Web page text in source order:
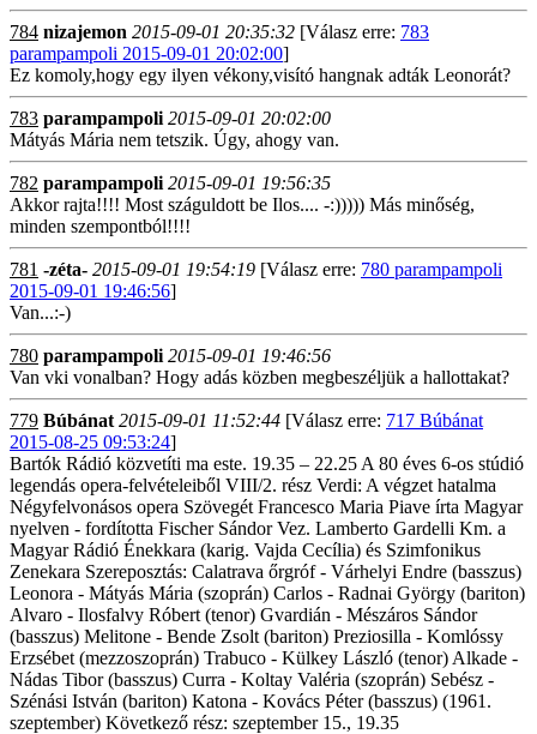
784 nizajemon 2015-09-01 20:35:32 [Válasz erre: 783
parampampoli 2015-09-01 20:02:00]
Ez komoly,hogy egy ilyen vékony,visító hangnak adták Leonorát?
783 parampampoli 2015-09-01 20:02:00
Mátyás Mária nem tetszik. Úgy, ahogy van.
782 parampampoli 2015-09-01 19:56:35
Akkor rajta!!!! Most száguldott be Ilos.... -:))))) Más minőség,
minden szempontból!!!!
781 -zéta- 2015-09-01 19:54:19 [Válasz erre: 780 parampampoli
2015-09-01 19:46:56]
Van...:-)
780 parampampoli 2015-09-01 19:46:56
Van vki vonalban? Hogy adás közben megbeszéljük a hallottakat?
779 Búbánat 2015-09-01 11:52:44 [Válasz erre: 717 Búbánat
2015-08-25 09:53:24]
Bartók Rádió közvetíti ma este. 19.35 – 22.25 A 80 éves 6-os stúdió
legendás opera-felvételeiből VIII/2. rész Verdi: A végzet hatalma
Négyfelvonásos opera Szövegét Francesco Maria Piave írta Magyar
nyelven - fordította Fischer Sándor Vez. Lamberto Gardelli Km. a
Magyar Rádió Énekkara (karig. Vajda Cecília) és Szimfonikus
Zenekara Szereposztás: Calatrava őrgróf - Várhelyi Endre (basszus)
Leonora - Mátyás Mária (szoprán) Carlos - Radnai György (bariton)
Alvaro - Ilosfalvy Róbert (tenor) Gvardián - Mészáros Sándor
(basszus) Melitone - Bende Zsolt (bariton) Preziosilla - Komlóssy
Erzsébet (mezzoszoprán) Trabuco - Külkey László (tenor) Alkade -
Nádas Tibor (basszus) Curra - Koltay Valéria (szoprán) Sebész -
Szénási István (bariton) Katona - Kovács Péter (basszus) (1961.
szeptember) Következő rész: szeptember 15., 19.35